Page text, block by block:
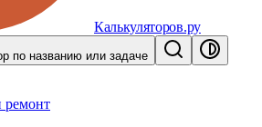
Калькуляторов.ру
по названию или задаче
ремонт